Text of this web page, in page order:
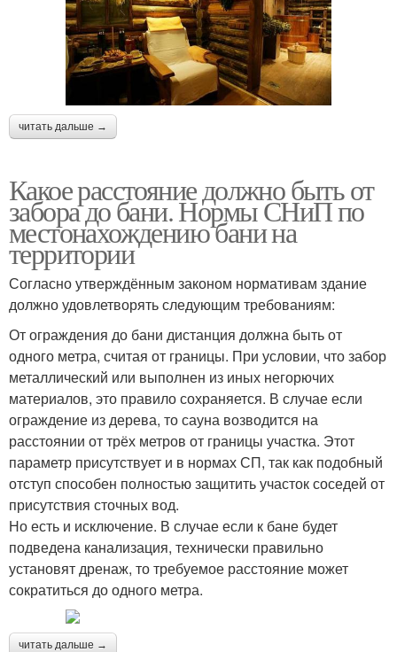
читать дальше →
Какое расстояние должно быть от
забора до бани. Нормы СНиП по
местонахождению бани на
территории
Согласно утверждённым законом нормативам здание
должно удовлетворять следующим требованиям:
От ограждения до бани дистанция должна быть от
одного метра, считая от границы. При условии, что забор
металлический или выполнен из иных негорючих
материалов, это правило сохраняется. В случае если
ограждение из дерева, то сауна возводится на
расстоянии от трёх метров от границы участка. Этот
параметр присутствует и в нормах СП, так как подобный
отступ способен полностью защитить участок соседей от
присутствия сточных вод.
Но есть и исключение. В случае если к бане будет
подведена канализация, технически правильно
установят дренаж, то требуемое расстояние может
сократиться до одного метра.
читать дальше →